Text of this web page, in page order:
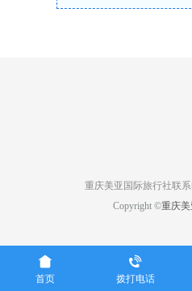
重庆美亚国际旅行社联系
Copyright ©重庆

首页

拨打电话